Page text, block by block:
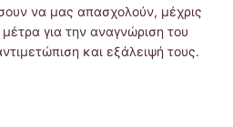
να μας απασχολούν, μέχρις
για την αναγνώριση του
και εξάλειψή τους.